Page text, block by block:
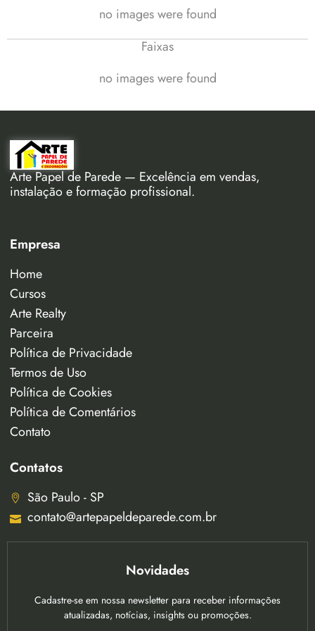
no images were found
Faixas
no images were found
Arte Papel de Parede — Excelência em vendas,
instalação e formação profissional.
Empresa
Home
Cursos
Arte Realty
Parceira
Política de Privacidade
Termos de Uso
Política de Cookies
Política de Comentários
Contato
Contatos
São Paulo - SP
contato@artepapeldeparede.com.br
Novidades
Cadastre-se em nossa newsletter para receber informações
atualizadas, notícias, insights ou promoções.